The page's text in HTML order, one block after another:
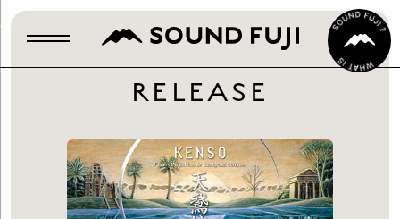
RELEASE